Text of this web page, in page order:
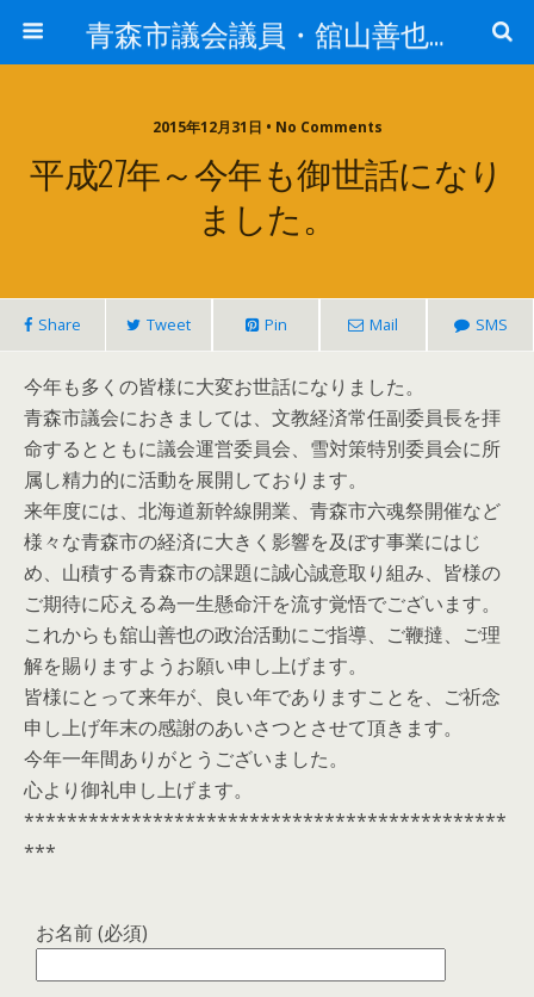
青森市議会議員・舘山善也（たてやまよしや）
2015年12月31日 • No Comments
平成27年～今年も御世話になり
ました。
Share Tweet Pin Mail SMS
今年も多くの皆様に大変お世話になりました。
青森市議会におきましては、文教経済常任副委員長を拝
命するとともに議会運営委員会、雪対策特別委員会に所
属し精力的に活動を展開しております。
来年度には、北海道新幹線開業、青森市六魂祭開催など
様々な青森市の経済に大きく影響を及ぼす事業にはじ
め、山積する青森市の課題に誠心誠意取り組み、皆様の
ご期待に応える為一生懸命汗を流す覚悟でございます。
これからも舘山善也の政治活動にご指導、ご鞭撻、ご理
解を賜りますようお願い申し上げます。
皆様にとって来年が、良い年でありますことを、ご祈念
申し上げ年末の感謝のあいさつとさせて頂きます。
今年一年間ありがとうございました。
心より御礼申し上げます。
*********************************************
***
お名前 (必須)